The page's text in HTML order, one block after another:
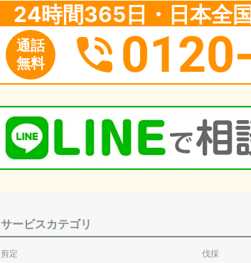
24時間365日・日本全
通話
無料
サービスカテゴリ
剪定
伐採